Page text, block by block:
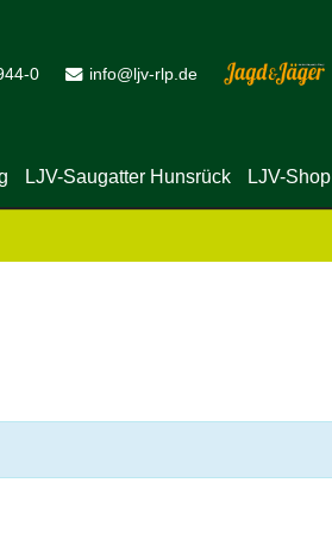
0 info@ljv-rlp.de
LJV-Saugatter Hunsrück LJV-Shop
Close